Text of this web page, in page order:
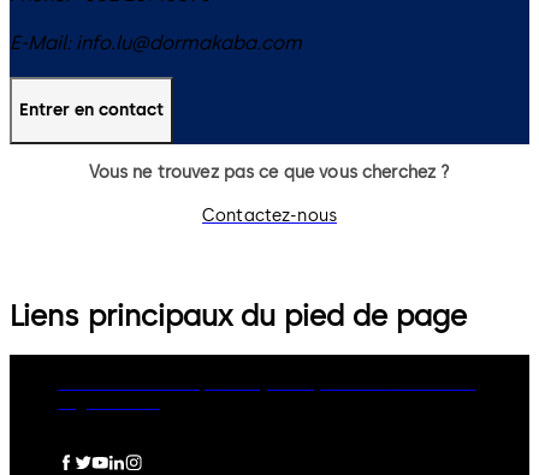
E-Mail: info.lu@dormakaba.com
Entrer en contact
Vous ne trouvez pas ce que vous cherchez ?
Contactez-nous
Liens principaux du pied de page